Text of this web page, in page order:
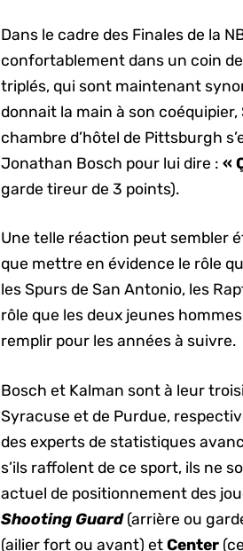
Dans le cadre des Finales de la
confortablement dans un coin
triplés, qui sont maintenant
donnait la main à son
chambre d’hôtel de Pittsburgh
Jonathan Bosch pour lui dire :«
garde tireur de 3 points).
Une telle réaction peut sembler
que mettre en évidence le rôle
les Spurs de San Antonio, les
rôle que les deux jeunes
remplir pour les années à suivre.
Bosch et Kalman sont à leur
Syracuse et de Purdue,
des experts de statistiques
s’ils raffolent de ce sport, ils ne
actuel de positionnement des
Shooting Guard(arrière ou
(ailier fort ou avant) etCenter